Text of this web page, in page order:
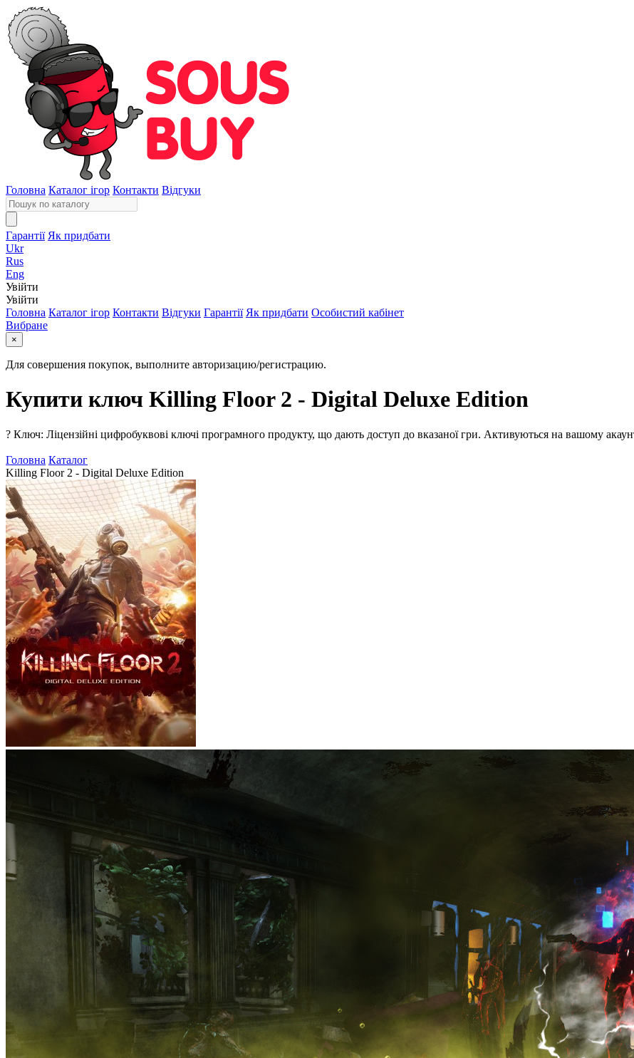
Головна Каталог ігор Контакти Відгуки
Гарантії Як придбати
Ukr
Rus
Eng
Увійти
Увійти
Головна Каталог ігор Контакти Відгуки Гарантії Як придбати Особистий кабінет
Вибране
×
Для совершения покупок, выполните авторизацию/регистрацию.
Купити ключ Killing Floor 2 - Digital Deluxe Edition
? Ключ: Ліцензійні цифробуквові ключі програмного продукту, що дають доступ до вказаної гри. Активуються на вашому
Головна Каталог
Killing Floor 2 - Digital Deluxe Edition